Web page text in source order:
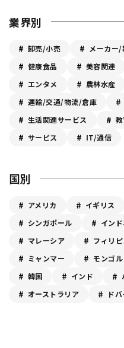
業界別
卸売/小売 メーカー/
健康食品
美容関連
エンタメ
農林水産
運輸/交通/物流/倉庫
生活関連サービス
サービス
IT/通信
国別
アメリカ イギリス
シンガポール
イン
マレーシア
フィリ
ミャンマー
モンゴル
韓国
インド
オーストラリア
ドバ